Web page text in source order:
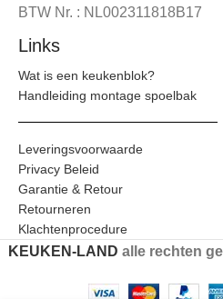
BTW Nr. : NL002311818B17
Links
Wat is een keukenblok?
Handleiding montage spoelbak
Leveringsvoorwaarde
Privacy Beleid
Garantie & Retour
Retourneren
Klachtenprocedure
KEUKEN-LAND alle rechten